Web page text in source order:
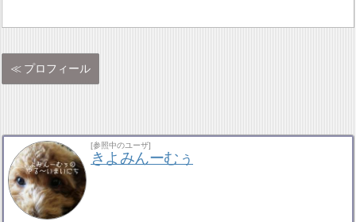
プロフィール
[参照中のユーザ]
きよみんーむぅ